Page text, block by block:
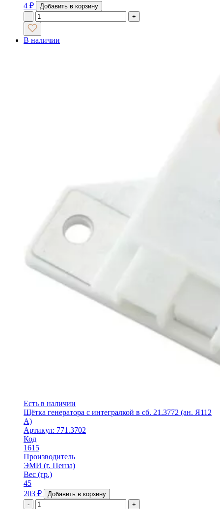
4 ₽
Добавить в корзину
-
+
В наличии
Есть в наличии
Щётка генератора с интегралкой в сб. 21.3772 (ан. Я112
А)
Артикул: 771.3702
Код
1615
Производитель
ЭМИ (г. Пенза)
Вес (гр.)
45
203 ₽
Добавить в корзину
-
+